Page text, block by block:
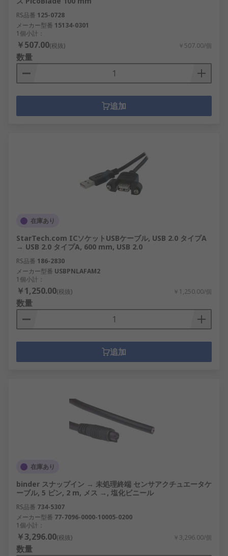
RS品番 125-0728
メーカー型番 15134-0301
1個小計：
￥507.00(税抜) ￥507.00/個
数量
追加
在庫あり
StarTech.com ICソケットUSBケーブル, USB 2.0 タイプA
→ USB 2.0 タイプA, 600 mm, USB 2.0
RS品番 186-2830
メーカー型番 USBPNLAFAM2
1個小計：
￥1,250.00(税抜) ￥1,250.00/個
数量
追加
在庫あり
binder スナップイン → 未処理終端 センサアクチュエータケ
ーブル, 5 ピン, 2 m, メス →, 塩化ビニール
RS品番 734-5307
メーカー型番 77-7096-0000-10005-0200
1個小計：
￥3,296.00(税抜) ￥3,296.00/個
数量